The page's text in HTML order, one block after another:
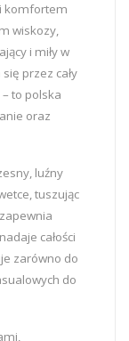
komfortem
wiskozy,
i miły w
przez cały
to polska
oraz
luźny
tuszując
całości
zarówno do
do